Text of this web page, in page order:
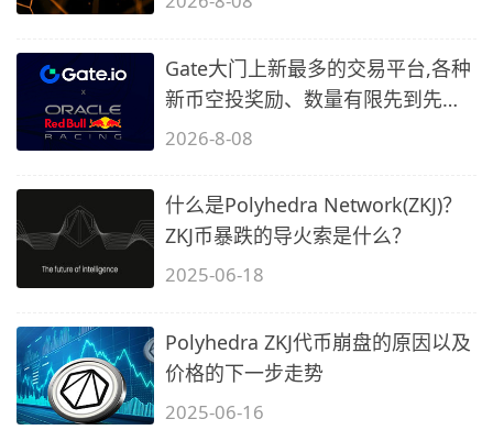
Gate大门上新最多的交易平台,各种
新币空投奖励、数量有限先到先
得…
2026-8-08
什么是Polyhedra Network(ZKJ)？
ZKJ币暴跌的导火索是什么？
2025-06-18
Polyhedra ZKJ代币崩盘的原因以及
价格的下一步走势
2025-06-16